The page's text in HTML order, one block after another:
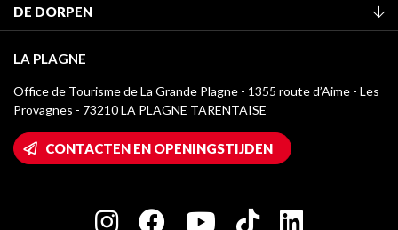
Classificatie van de gemeubileerde accommodaties
Verblijfstaks
Mediatheek
La Plagne logo's
Wifi toegang
Huis van de eigenaar
Charter van toegewijde spelers
DE DORPEN
Montchavin - Les Coches
Champagny-en-Vanoise
Plagne 1800
LA PLAGNE
Office de Tourisme de La Grande Plagne - 1355 route d’Aime - Les
Provagnes - 73210 LA PLAGNE TARENTAISE
CONTACTEN EN OPENINGSTIJDEN